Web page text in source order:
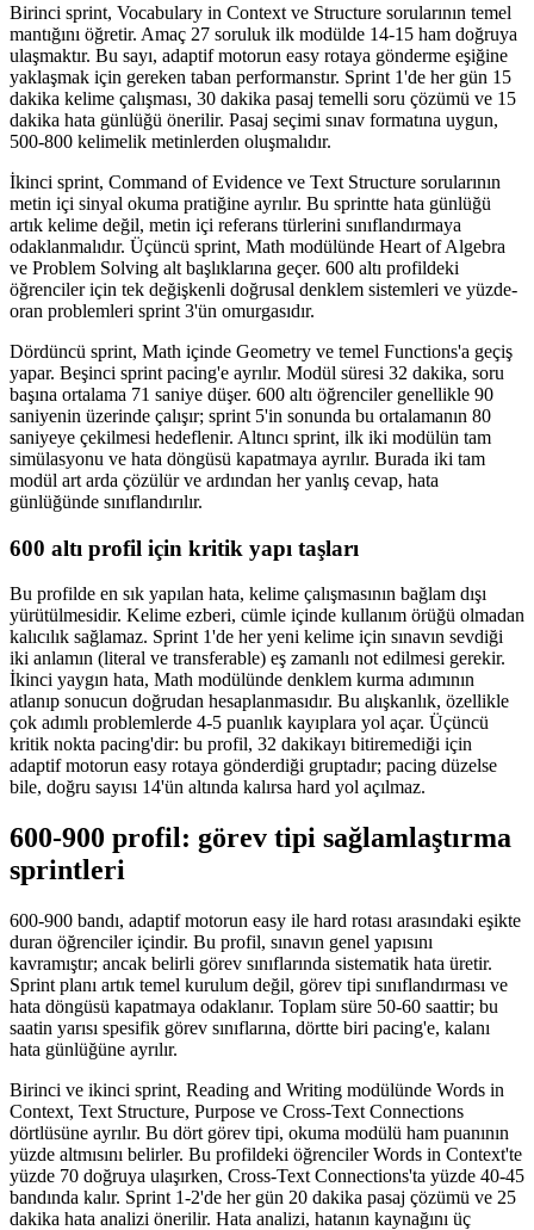
Birinci sprint, Vocabulary in Context ve Structure sorularının temel
mantığını öğretir. Amaç 27 soruluk ilk modülde 14-15 ham doğruya
ulaşmaktır. Bu sayı, adaptif motorun easy rotaya gönderme eşiğine
yaklaşmak için gereken taban performanstır. Sprint 1'de her gün 15
dakika kelime çalışması, 30 dakika pasaj temelli soru çözümü ve 15
dakika hata günlüğü önerilir. Pasaj seçimi sınav formatına uygun,
500-800 kelimelik metinlerden oluşmalıdır.
İkinci sprint, Command of Evidence ve Text Structure sorularının
metin içi sinyal okuma pratiğine ayrılır. Bu sprintte hata günlüğü
artık kelime değil, metin içi referans türlerini sınıflandırmaya
odaklanmalıdır. Üçüncü sprint, Math modülünde Heart of Algebra
ve Problem Solving alt başlıklarına geçer. 600 altı profildeki
öğrenciler için tek değişkenli doğrusal denklem sistemleri ve yüzde-
oran problemleri sprint 3'ün omurgasıdır.
Dördüncü sprint, Math içinde Geometry ve temel Functions'a geçiş
yapar. Beşinci sprint pacing'e ayrılır. Modül süresi 32 dakika, soru
başına ortalama 71 saniye düşer. 600 altı öğrenciler genellikle 90
saniyenin üzerinde çalışır; sprint 5'in sonunda bu ortalamanın 80
saniyeye çekilmesi hedeflenir. Altıncı sprint, ilk iki modülün tam
simülasyonu ve hata döngüsü kapatmaya ayrılır. Burada iki tam
modül art arda çözülür ve ardından her yanlış cevap, hata
günlüğünde sınıflandırılır.
600 altı profil için kritik yapı taşları
Bu profilde en sık yapılan hata, kelime çalışmasının bağlam dışı
yürütülmesidir. Kelime ezberi, cümle içinde kullanım örüğü olmadan
kalıcılık sağlamaz. Sprint 1'de her yeni kelime için sınavın sevdiği
iki anlamın (literal ve transferable) eş zamanlı not edilmesi gerekir.
İkinci yaygın hata, Math modülünde denklem kurma adımının
atlanıp sonucun doğrudan hesaplanmasıdır. Bu alışkanlık, özellikle
çok adımlı problemlerde 4-5 puanlık kayıplara yol açar. Üçüncü
kritik nokta pacing'dir: bu profil, 32 dakikayı bitiremediği için
adaptif motorun easy rotaya gönderdiği gruptadır; pacing düzelse
bile, doğru sayısı 14'ün altında kalırsa hard yol açılmaz.
600-900 profil: görev tipi sağlamlaştırma
sprintleri
600-900 bandı, adaptif motorun easy ile hard rotası arasındaki eşikte
duran öğrenciler içindir. Bu profil, sınavın genel yapısını
kavramıştır; ancak belirli görev sınıflarında sistematik hata üretir.
Sprint planı artık temel kurulum değil, görev tipi sınıflandırması ve
hata döngüsü kapatmaya odaklanır. Toplam süre 50-60 saattir; bu
saatin yarısı spesifik görev sınıflarına, dörtte biri pacing'e, kalanı
hata günlüğüne ayrılır.
Birinci ve ikinci sprint, Reading and Writing modülünde Words in
Context, Text Structure, Purpose ve Cross-Text Connections
dörtlüsüne ayrılır. Bu dört görev tipi, okuma modülü ham puanının
yüzde altmısını belirler. Bu profildeki öğrenciler Words in Context'te
yüzde 70 doğruya ulaşırken, Cross-Text Connections'ta yüzde 40-45
bandında kalır. Sprint 1-2'de her gün 20 dakika pasaj çözümü ve 25
dakika hata analizi önerilir. Hata analizi, hatanın kaynağını üç